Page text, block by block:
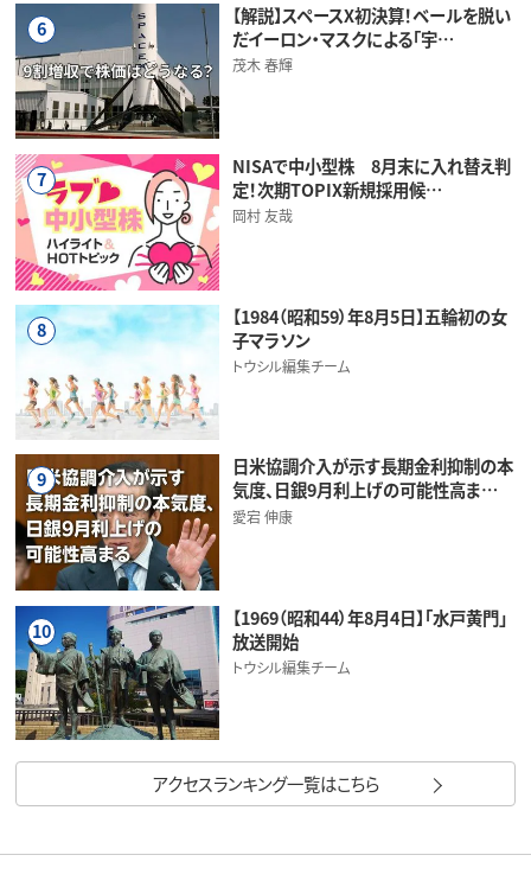
6
【解説】スペースX初決算！ベールを脱い
だイーロン・マスクによる「宇…
茂木 春輝
7
NISAで中小型株 8月末に入れ替え判
定！次期TOPIX新規採用候…
岡村 友哉
8
【1984（昭和59）年8月5日】五輪初の女
子マラソン
トウシル編集チーム
9
日米協調介入が示す長期金利抑制の本
気度、日銀9月利上げの可能性高ま…
愛宕 伸康
10
【1969（昭和44）年8月4日】「水戸黄門」
放送開始
トウシル編集チーム
アクセスランキング一覧はこちら